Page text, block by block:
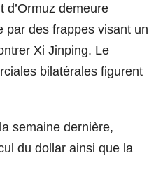
demeure
par des frappes visant un
Xi Jinping. Le
bilatérales figurent
semaine dernière,
du dollar ainsi que la